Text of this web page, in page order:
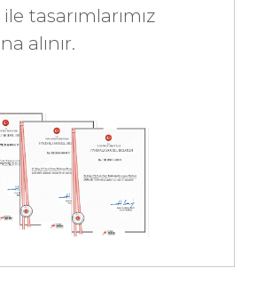
tasarımlarımız
alınır.